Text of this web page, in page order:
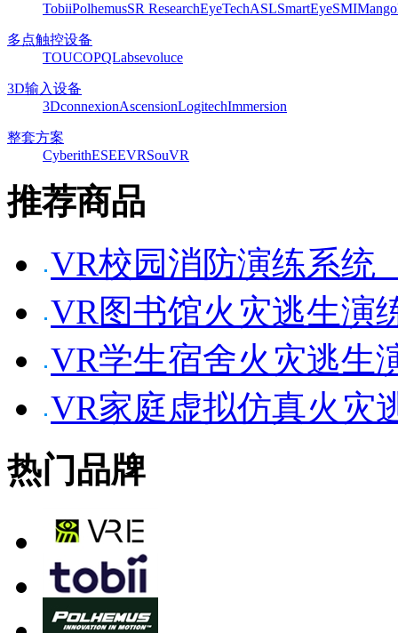
TobiiPolhemusSR ResearchEyeTechASLSmartEyeSMI
多点触控设备
TOUCOPQLabsevoluce
3D输入设备
3DconnexionAscensionLogitechImmersion
整套方案
CyberithESEEVRSouVR
推荐商品
VR校园消防演练系统
VR图书馆火灾逃生演
VR学生宿舍火灾逃生
VR家庭虚拟仿真火灾
热门品牌